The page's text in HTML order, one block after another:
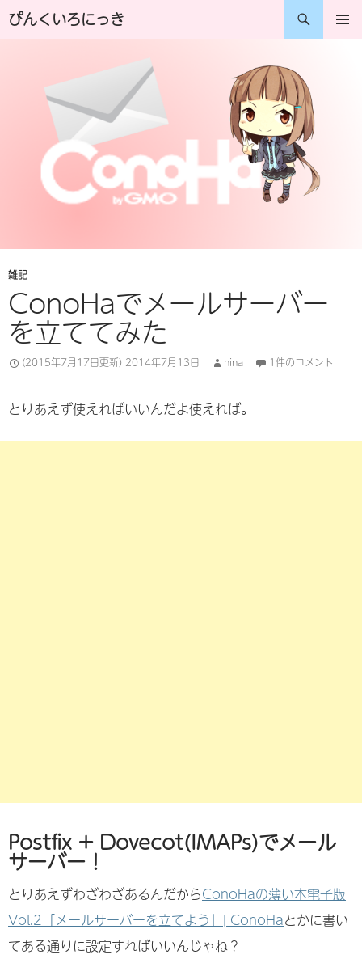
コ
プ
ぴんくいろにっき
検
雑記
ConoHaでメールサーバー
を立ててみた
(2015年7月17日更新) 2014年7月13日 hina 1件のコメント
とりあえず使えればいいんだよ使えれば。
Postfix + Dovecot(IMAPs)でメール
サーバー！
とりあえずわざわざあるんだからConoHaの薄い本電子版
Vol.2「メールサーバーを立てよう」| ConoHaとかに書い
てある通りに設定すればいいんじゃね？